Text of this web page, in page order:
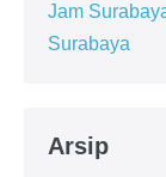
Jam
Surabaya
Arsip